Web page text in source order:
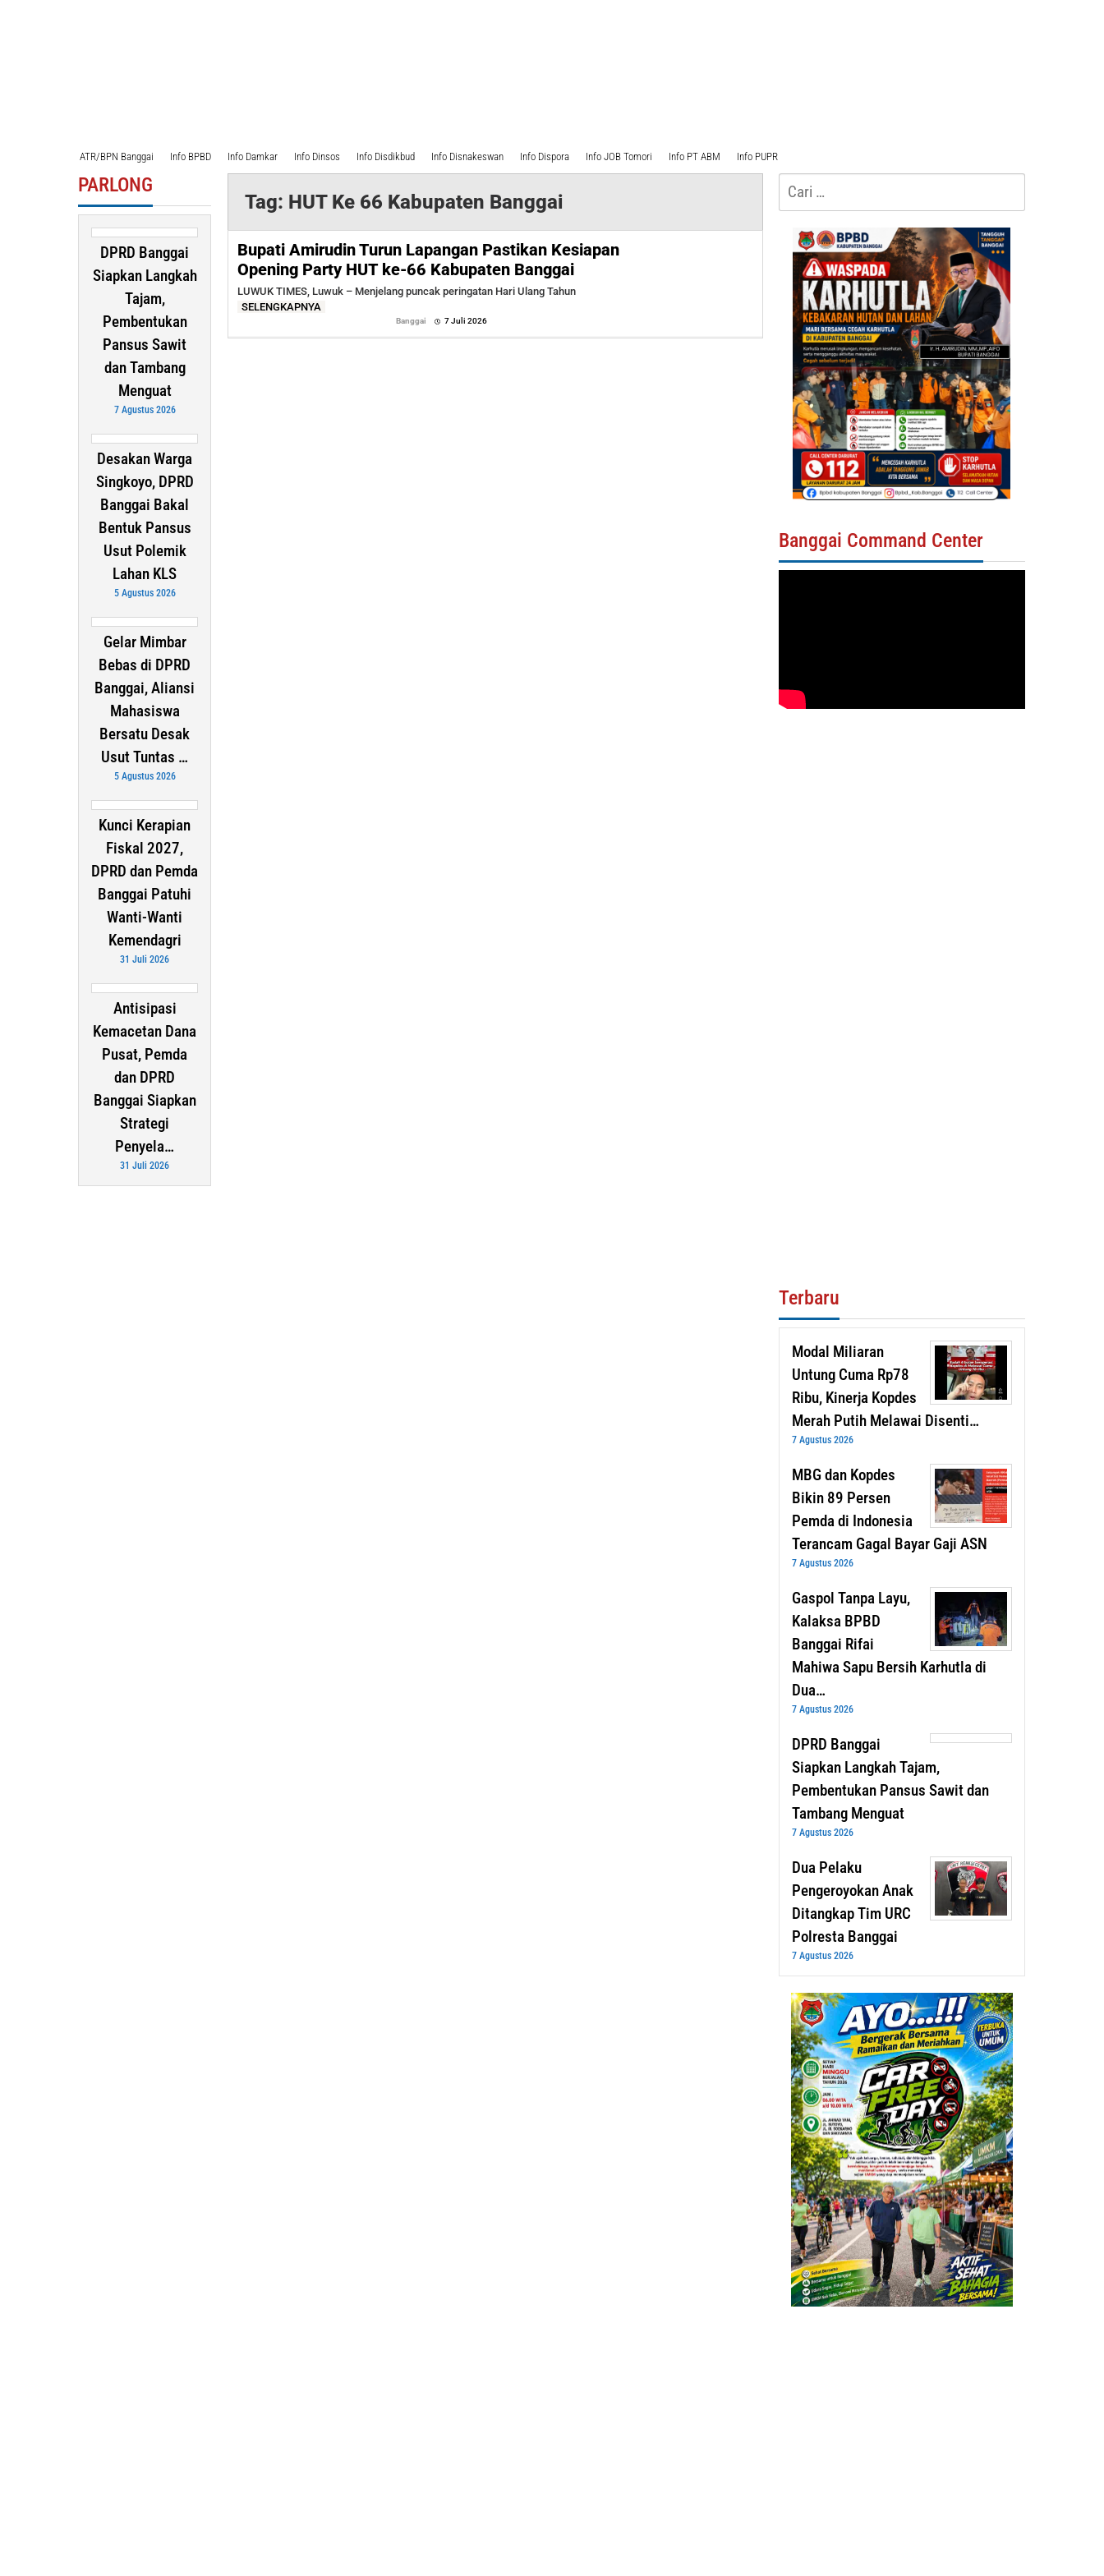
ATR/BPN Banggai Info BPBD Info Damkar Info Dinsos Info Disdikbud Info Disnakeswan Info Dispora Info JOB Tomori Info PT ABM Info PUPR
PARLONG
DPRD Banggai
Siapkan Langkah
Tajam,
Pembentukan
Pansus Sawit
dan Tambang
Menguat
7 Agustus 2026
Desakan Warga
Singkoyo, DPRD
Banggai Bakal
Bentuk Pansus
Usut Polemik
Lahan KLS
5 Agustus 2026
Gelar Mimbar
Bebas di DPRD
Banggai, Aliansi
Mahasiswa
Bersatu Desak
Usut Tuntas …
5 Agustus 2026
Kunci Kerapian
Fiskal 2027,
DPRD dan Pemda
Banggai Patuhi
Wanti-Wanti
Kemendagri
31 Juli 2026
Antisipasi
Kemacetan Dana
Pusat, Pemda
dan DPRD
Banggai Siapkan
Strategi
Penyela…
31 Juli 2026
Tag: HUT Ke 66 Kabupaten Banggai
Bupati Amirudin Turun Lapangan Pastikan Kesiapan
Opening Party HUT ke-66 Kabupaten Banggai
LUWUK TIMES, Luwuk – Menjelang puncak peringatan Hari Ulang Tahun
SELENGKAPNYA
Banggai 7 Juli 2026
Cari
untuk:
Banggai Command Center
Terbaru
Modal Miliaran
Untung Cuma Rp78
Ribu, Kinerja Kopdes
Merah Putih Melawai Disenti…
7 Agustus 2026
MBG dan Kopdes
Bikin 89 Persen
Pemda di Indonesia
Terancam Gagal Bayar Gaji ASN
7 Agustus 2026
Gaspol Tanpa Layu,
Kalaksa BPBD
Banggai Rifai
Mahiwa Sapu Bersih Karhutla di
Dua…
7 Agustus 2026
DPRD Banggai
Siapkan Langkah Tajam,
Pembentukan Pansus Sawit dan
Tambang Menguat
7 Agustus 2026
Dua Pelaku
Pengeroyokan Anak
Ditangkap Tim URC
Polresta Banggai
7 Agustus 2026